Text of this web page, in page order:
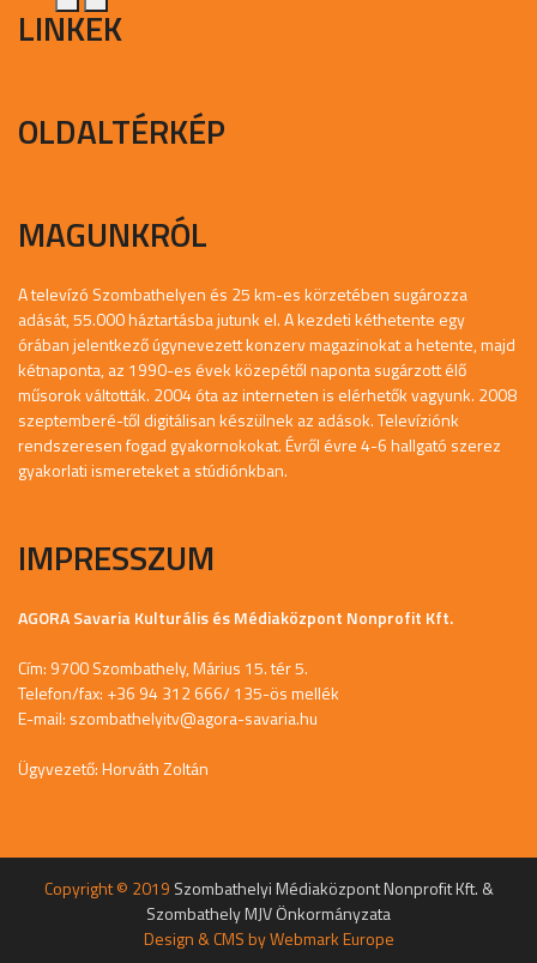
LINKEK
OLDALTÉRKÉP
MAGUNKRÓL
A televízó Szombathelyen és 25 km-es körzetében sugározza
adását, 55.000 háztartásba jutunk el. A kezdeti kéthetente egy
órában jelentkező úgynevezett konzerv magazinokat a hetente, majd
kétnaponta, az 1990-es évek közepétől naponta sugárzott élő
műsorok váltották. 2004 óta az interneten is elérhetők vagyunk. 2008
szeptemberé-től digitálisan készülnek az adások. Televíziónk
rendszeresen fogad gyakornokokat. Évről évre 4-6 hallgató szerez
gyakorlati ismereteket a stúdiónkban.
IMPRESSZUM
AGORA Savaria Kulturális és Médiaközpont Nonprofit Kft.
Cím: 9700 Szombathely, Márius 15. tér 5.
Telefon/fax: +36 94 312 666/ 135-ös mellék
E-mail: szombathelyitv@agora-savaria.hu
Ügyvezető: Horváth Zoltán
Copyright © 2019 Szombathelyi Médiaközpont Nonprofit Kft. &
Szombathely MJV Önkormányzata
Design & CMS byWebmark Europe